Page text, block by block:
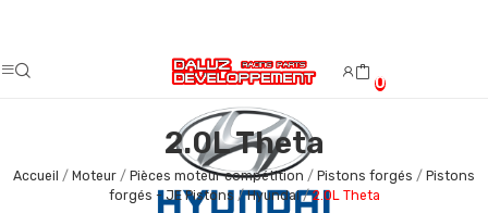
0
2.0L Theta
Accueil Moteur Pièces moteur compétition Pistons forgés
Pistons
forgés - JE Pistons
Hyundai 2.0L Theta